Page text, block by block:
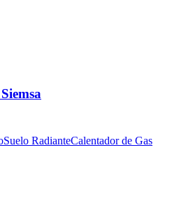
Suelo RadianteCalentador de Gas